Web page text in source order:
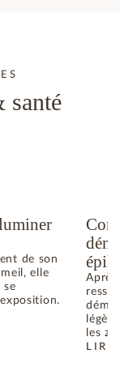
santé
de son
elle
se
SONles
LIRE
: